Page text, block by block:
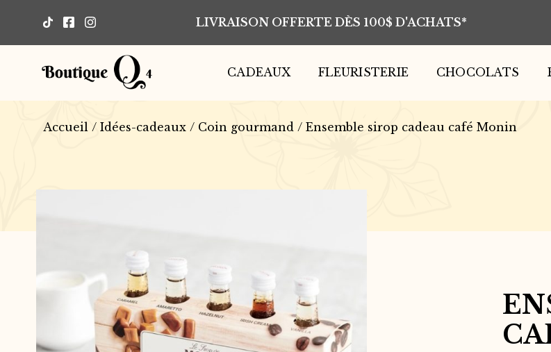
LIVRAISON OFFERTE DÈS 100$ D'ACHATS*
CADEAUX FLEURISTERIE CHOCOLATS
Accueil / Idées-cadeaux / Coin gourmand / Ensemble sirop cadeau café Monin